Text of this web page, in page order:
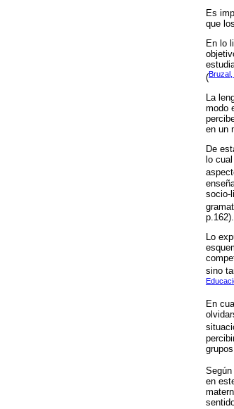
Es
que
En lo
(
La
modo
en un
De
lo
socio-
p.162).
Lo
sino
En
en